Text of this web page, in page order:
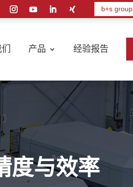
b+s group
产品 经验报告
度与效率